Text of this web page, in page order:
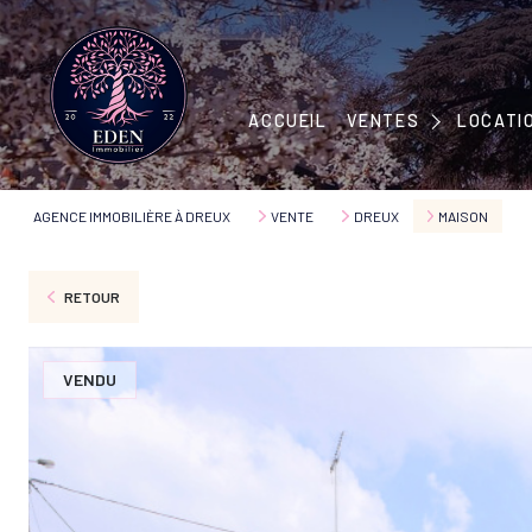
ACCUEIL VENTES
MAISONS
APPARTEMENTS
IMMEUBLES
TERRAINS
MAISONS
AGENCE IMMOBILIÈRE À DREUX VENTE DREUX MAISON
RETOUR
VENDU